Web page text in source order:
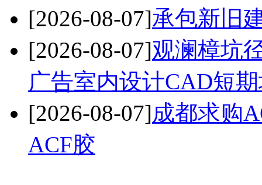
[2026-08-07]承包新旧
[2026-08-07]观澜樟坑
广告室内设计CAD短
[2026-08-07]成都求购
ACF胶